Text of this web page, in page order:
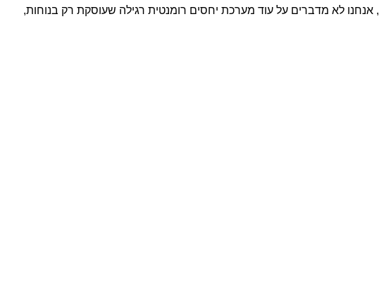
קשר ריפוי 13 בזוגיות כאשר אנו מדברים על קשר ריפוי 13, אנחנו לא מדברים על עוד מערכת יחסים רומנטית רגילה שעוסקת רק בנוחות,